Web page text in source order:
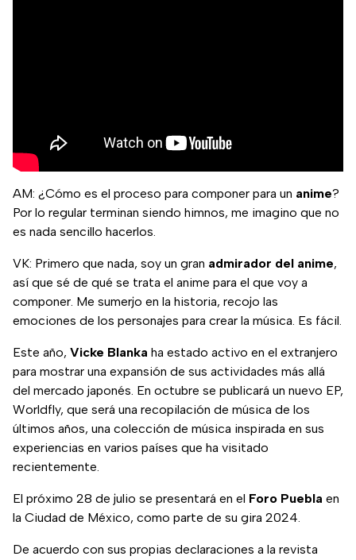
AM: ¿Cómo es el proceso para componer para un anime?
Por lo regular terminan siendo himnos, me imagino que no
es nada sencillo hacerlos.
VK: Primero que nada, soy un gran admirador del anime,
así que sé de qué se trata el anime para el que voy a
componer. Me sumerjo en la historia, recojo las
emociones de los personajes para crear la música. Es fácil.
Este año, Vicke Blanka ha estado activo en el extranjero
para mostrar una expansión de sus actividades más allá
del mercado japonés. En octubre se publicará un nuevo EP,
Worldfly, que será una recopilación de música de los
últimos años, una colección de música inspirada en sus
experiencias en varios países que ha visitado
recientemente.
El próximo 28 de julio se presentará en el Foro Puebla en
la Ciudad de México, como parte de su gira 2024.
De acuerdo con sus propias declaraciones a la revista